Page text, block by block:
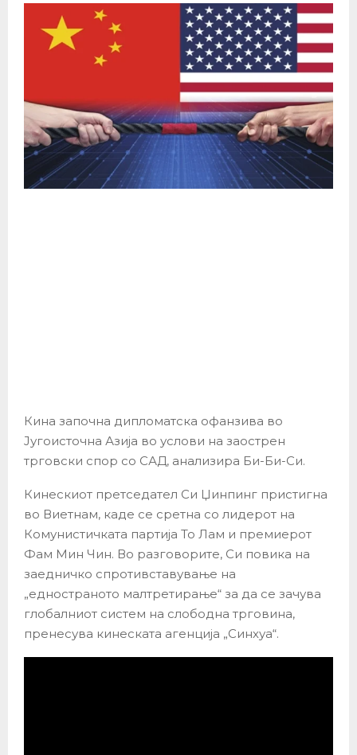
Кина започна дипломатска офанзива во
Југоисточна Азија во услови на заострен
трговски спор со САД, анализира Би-Би-Си.
Кинескиот претседател Си Џинпинг пристигна
во Виетнам, каде се сретна со лидерот на
Комунистичката партија То Лам и премиерот
Фам Мин Чин. Во разговорите, Си повика на
заедничко спротивставување на
„едностраното малтретирање“ за да се зачува
глобалниот систем на слободна трговина,
пренесува кинеската агенција „Синхуа“.